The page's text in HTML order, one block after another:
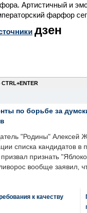
Артистичный и
фарфор
дзен
CTRL+ENTER
по борьбе за
"Родины" Алексей
списка кандидатов
признать
вообще заявил,
к качеству